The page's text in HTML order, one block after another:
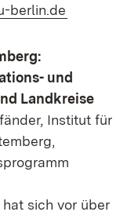
berlin.de
und
Landkreise
Institut für
sich vor über